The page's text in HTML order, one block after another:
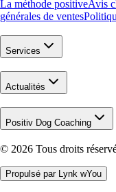
La méthode positiveAvis
générales de ventes
Services
Actualités
Positiv Dog Coaching
© 2026 Tous droits
Propulsé par Lynk wYou